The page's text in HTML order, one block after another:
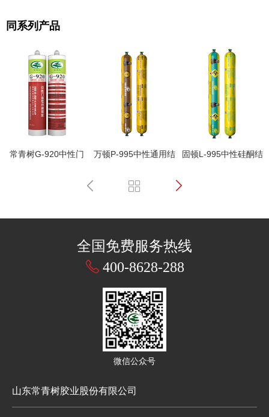
同系列产品
常青树G-920中性门
万顿P-995中性通用结
固顿L-995中性硅酮结
全国免费服务热线
400-8628-288
微信公众号
山东常青树胶业股份有限公司